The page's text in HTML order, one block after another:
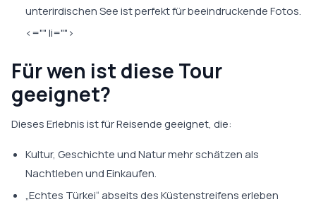
unterirdischen See ist perfekt für beeindruckende Fotos.
<="" li="">
Für wen ist diese Tour
geeignet?
Dieses Erlebnis ist für Reisende geeignet, die:
Kultur, Geschichte und Natur mehr schätzen als
Nachtleben und Einkaufen.
„Echtes Türkei“ abseits des Küstenstreifens erleben